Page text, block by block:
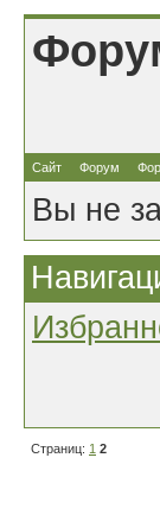
Сайт Форум
Вы не
Страниц: 1 2